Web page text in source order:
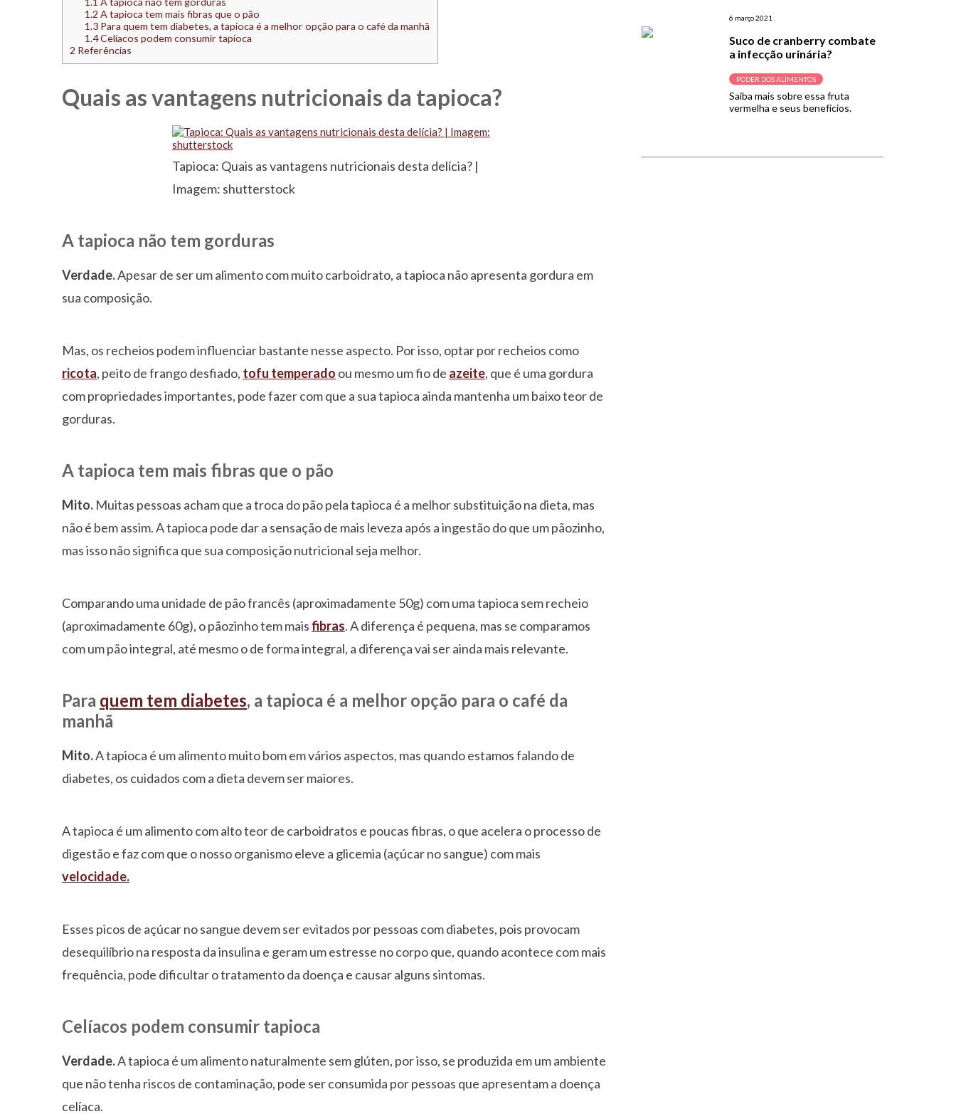
1.2 A tapioca tem mais fibras que o pão
1.3 Para quem tem diabetes, a tapioca é a melhor opção para o café da manhã
1.4Celíacos podem consumir tapioca
2 Referências
Quais as vantagens nutricionais da tapioca?
Tapioca: Quais as vantagens nutricionais desta delícia? |
Imagem: shutterstock
A tapioca não tem gorduras
Verdade.Apesar de ser um alimento com muito carboidrato, a tapioca não apresenta gordura em
sua composição.
Mas, os recheios podem influenciar bastante nesse aspecto. Por isso, optar por recheios como
ricota, peito de frango desfiado, tofu temperado ou mesmo um fio de azeite, que é uma gordura
com propriedades importantes, pode fazer com que a sua tapioca ainda mantenha um baixo teor de
gorduras.
A tapioca tem mais fibras que o pão
Mito. Muitas pessoas acham que a troca do pão pela tapioca é a melhor substituição na dieta, mas
não é bem assim. A tapioca pode dar a sensação de mais leveza após a ingestão do que um pãozinho,
mas isso não significa que sua composição nutricional seja melhor.
Comparando uma unidade de pão francês (aproximadamente 50g) com uma tapioca sem recheio
(aproximadamente 60g), o pãozinho tem maisfibras. A diferença é pequena, mas se comparamos
com um pão integral, até mesmo o de forma integral, a diferença vai ser ainda mais relevante.
Para quem tem diabetes, a tapioca é a melhor opção para o café da
manhã
Mito.A tapioca é um alimento muito bom em vários aspectos, mas quando estamos falando de
diabetes, os cuidados com a dieta devem ser maiores.
A tapioca é um alimento com alto teor de carboidratos e poucas fibras, o que acelera o processo de
digestão e faz com que o nosso organismo eleve a glicemia (açúcar no sangue) com mais
velocidade.
Esses picos de açúcar no sangue devem ser evitados por pessoas com diabetes, pois provocam
desequilíbrio na resposta da insulina e geram um estresse no corpo que, quando acontece com mais
frequência, pode dificultar o tratamento da doença e causar alguns sintomas.
Celíacos podem consumir tapioca
Verdade.A tapioca é um alimento naturalmente sem glúten, por isso, se produzida em um ambiente
que não tenha riscos de contaminação, pode ser consumida por pessoas que apresentam a doença
celíaca.
seu valor nutricional e suas
formato arredondado, polpa
branca e […]
6 março 2021
Suco de cranberry combate
a infecção urinária?
PODER DOS ALIMENTOS
Saiba mais sobre essa fruta
vermelha e seus benefícios.